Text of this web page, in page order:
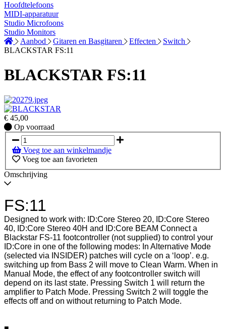
Hoofdtelefoons
MIDI-apparatuur
Studio Microfoons
Studio Monitors
Aanbod
Gitaren en Basgitaren Effecten
Switch
BLACKSTAR FS:11
BLACKSTAR FS:11
€ 45,00
Op
voorraad
Op voorraad
Voeg toe aan winkelmandje
Voeg toe aan favorieten
Omschrijving
FS:11
Designed to work with: ID:Core Stereo 20, ID:Core Stereo
40, ID:Core Stereo 40H and ID:Core BEAM Connect a
Blackstar FS-11 footcontroller (not supplied) to control your
ID:Core in one of the following modes: In Alternative Mode
(selected via INSIDER) patches will cycle on a ʻloopʼ. e.g.
switching up from Bass 2 will move to Clean Warm. When in
Manual Mode, the effect of any footcontroller switch will
depend on its last state. Pressing Switch 1 will return the
amplifier to Patch Mode. Pressing Switch 2 will toggle the
effects off and on without returning to Patch Mode.